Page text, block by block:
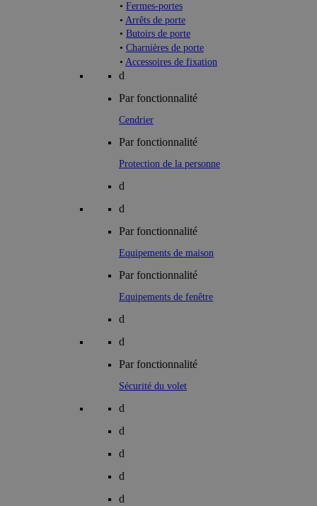
• Fermes-portes
• Arrêts de porte
• Butoirs de porte
• Charnières de porte
• Accessoires de fixation
d
Par fonctionnalité
Cendrier
Par fonctionnalité
Protection de la personne
d
d
Par fonctionnalité
Equipements de maison
Par fonctionnalité
Equipements de fenêtre
d
d
Par fonctionnalité
Sécurité du volet
d
d
d
d
d